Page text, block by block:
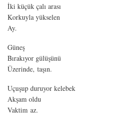
İki küçük çalı arası
Korkuyla yükselen
Ay.
Güneş
Bırakıyor gülüşünü
Üzerinde, taşın.
Uçuşup duruyor kelebek
Akşam oldu
Vaktim az.